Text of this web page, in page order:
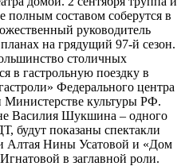
полным составом соберутся в
руководитель
на грядущий 97-й сезон.
столичных
в гастрольную поездку в
Федерального центра
Министерстве культуры РФ.
Василия Шукшина – одного
будут показаны спектакли
Алтая Нины Усатовой и «Дом
в заглавной роли.